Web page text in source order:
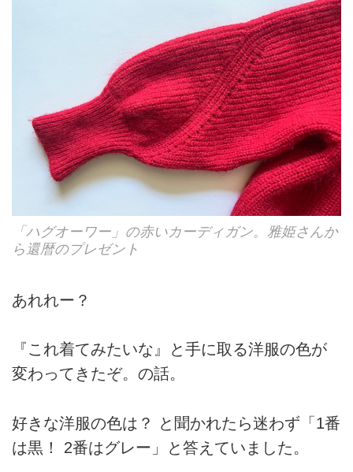
「ハグオーワー」の赤いカーディガン。雅姫さんか
ら還暦のプレゼント
あれれー？
『これ着てみたいな』と手に取る洋服の色が
変わってきたぞ。の話。
好きな洋服の色は？ と聞かれたら迷わず「1番
は黒！ 2番はグレー」と答えていました。